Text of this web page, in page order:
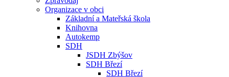
Organizace v obci
Základní a Mateřská škola
Knihovna
Autokemp
SDH
JSDH Zbýšov
SDH Březí
SDH Březí